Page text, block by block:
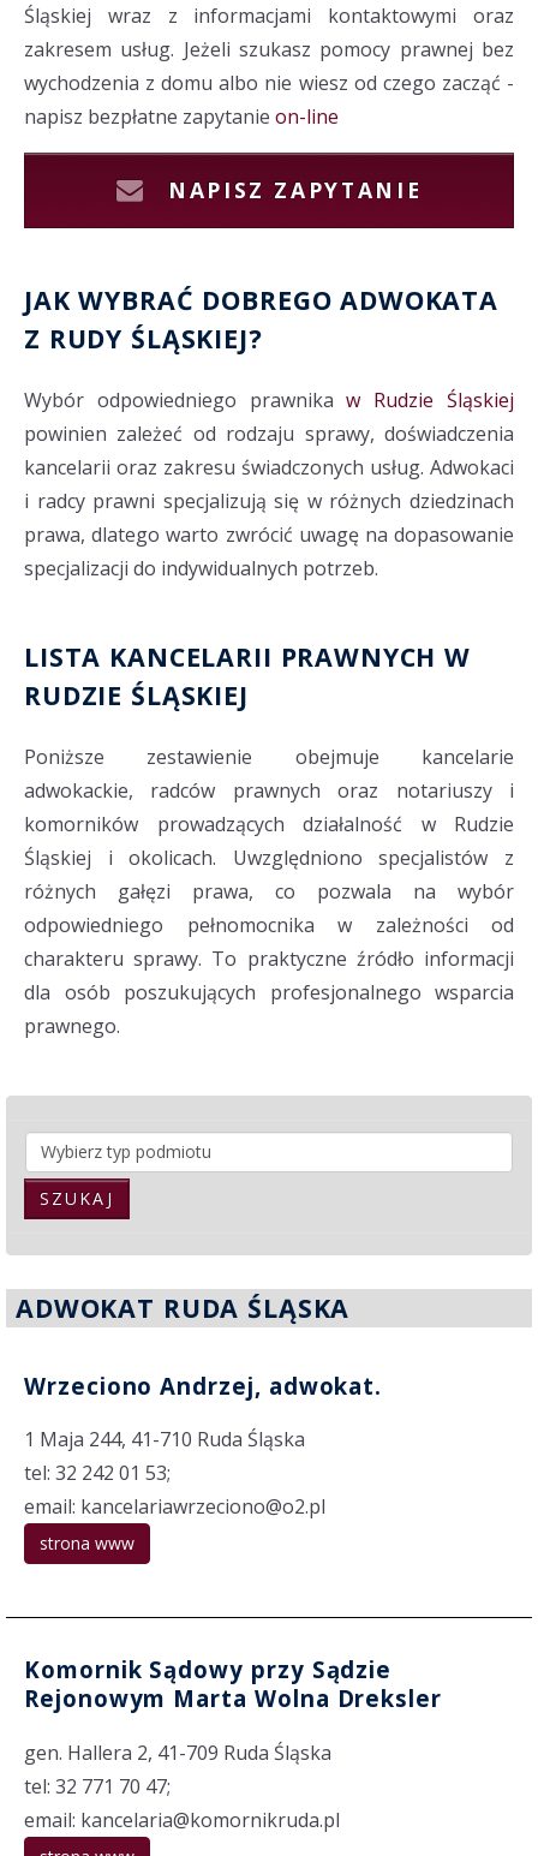
Śląskiej wraz z informacjami kontaktowymi oraz
zakresem usług. Jeżeli szukasz pomocy prawnej bez
wychodzenia z domu albo nie wiesz od czego zacząć -
napisz bezpłatne zapytanie on-line
NAPISZ ZAPYTANIE
JAK WYBRAĆ DOBREGO ADWOKATA
Z RUDY ŚLĄSKIEJ?
Wybór odpowiedniego prawnikaw Rudzie Śląskiej
powinien zależeć od rodzaju sprawy, doświadczenia
kancelarii oraz zakresu świadczonych usług. Adwokaci
i radcy prawni specjalizują się w różnych dziedzinach
prawa, dlatego warto zwrócić uwagę na dopasowanie
specjalizacji do indywidualnych potrzeb.
LISTA KANCELARII PRAWNYCH W
RUDZIE ŚLĄSKIEJ
Poniższe zestawienie obejmuje kancelarie
adwokackie, radców prawnych oraz notariuszy i
komorników prowadzących działalność w Rudzie
Śląskiej i okolicach. Uwzględniono specjalistów z
różnych gałęzi prawa, co pozwala na wybór
odpowiedniego pełnomocnika w zależności od
charakteru sprawy. To praktyczne źródło informacji
dla osób poszukujących profesjonalnego wsparcia
prawnego.
SZUKAJ
ADWOKAT RUDA ŚLĄSKA
Wrzeciono Andrzej, adwokat.
1 Maja 244, 41-710 Ruda Śląska
tel: 32 242 01 53;
email: kancelariawrzeciono@o2.pl
strona www
Komornik Sądowy przy Sądzie
Rejonowym Marta Wolna Dreksler
gen. Hallera 2, 41-709 Ruda Śląska
tel: 32 771 70 47;
email: kancelaria@komornikruda.pl